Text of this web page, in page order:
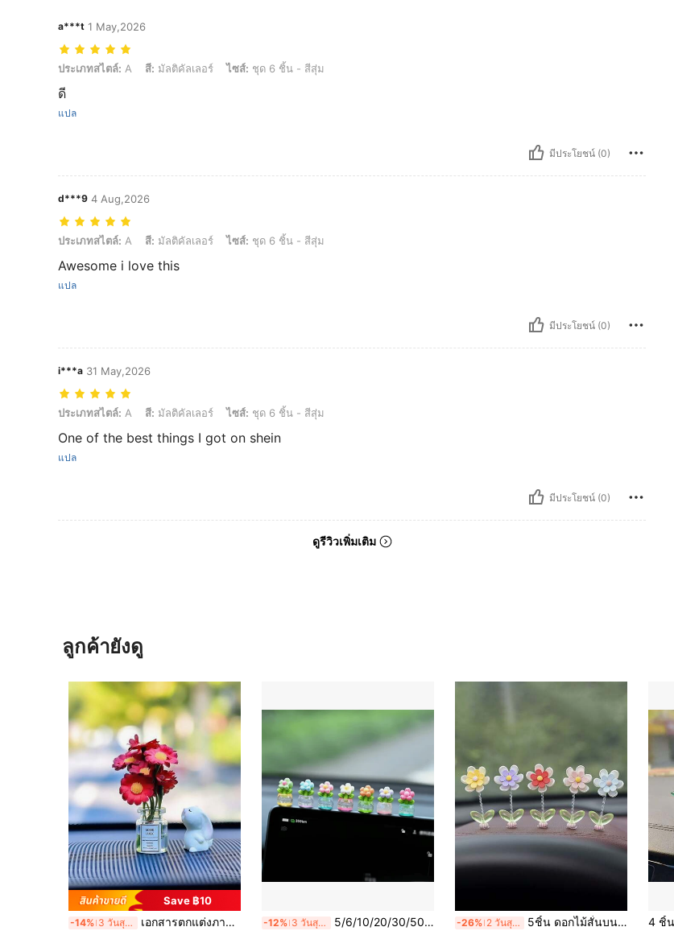
a***t 1 May,2026
ประเภทสไตล์: A, สี: มัลติคัลเลอร์, ไซส์: ชุด 6 ชิ้น - สีสุ่ม
ประเภทสไตล์: A สี: มัลติคัลเลอร์ ไซส์: ชุด 6 ชิ้น - สีสุ่ม
ดี
แปล
มีประโยชน์ (0)
d***9 4 Aug,2026
ประเภทสไตล์: A, สี: มัลติคัลเลอร์, ไซส์: ชุด 6 ชิ้น - สีสุ่ม
ประเภทสไตล์: A สี: มัลติคัลเลอร์ ไซส์: ชุด 6 ชิ้น - สีสุ่ม
Awesome i love this
แปล
มีประโยชน์ (0)
i***a 31 May,2026
ประเภทสไตล์: A, สี: มัลติคัลเลอร์, ไซส์: ชุด 6 ชิ้น - สีสุ่ม
ประเภทสไตล์: A สี: มัลติคัลเลอร์ ไซส์: ชุด 6 ชิ้น - สีสุ่ม
One of the best things I got on shein
แปล
มีประโยชน์ (0)
ดูรีวิวเพิ่มเติม
ลูกค้ายังดู
Save ฿10
-14% 3 วันสุดท้าย เอกสารตกแต่งภายในรถที่มีรูปลายดอกเดซี่น่ารักและกระต่าย เป็นของขวัญสำหรับผู้หญิง -12% 3 วันสุดท้าย 5/6/10/20/30/50 ชิ้น กระถางดอกไม้สีสุ่มน่ารัก ตกแต่งหน้าจอคอนโซลรถยนต์ เครื่องประดับสร้างสรรค์ -26% 2 วันสุดท้าย 5ชิ้น ดอกไม้สั่นบนแผงหน้าปัดรถยนต์, ตกแต่งภายในรถและห้อง สามารถใช้กับกระจกข้างมองหลังรถได้